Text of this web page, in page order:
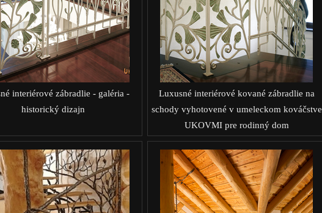
interiérové zábradlie - galéria -
historický dizajn
Luxusné interiérové kované zábradlie na
schody vyhotovené v umeleckom kováčstve
UKOVMI pre rodinný dom